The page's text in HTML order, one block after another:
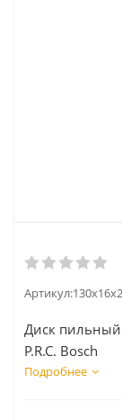
Артикул:
Диск пильный
P.R.C. Bosch
Подробнее